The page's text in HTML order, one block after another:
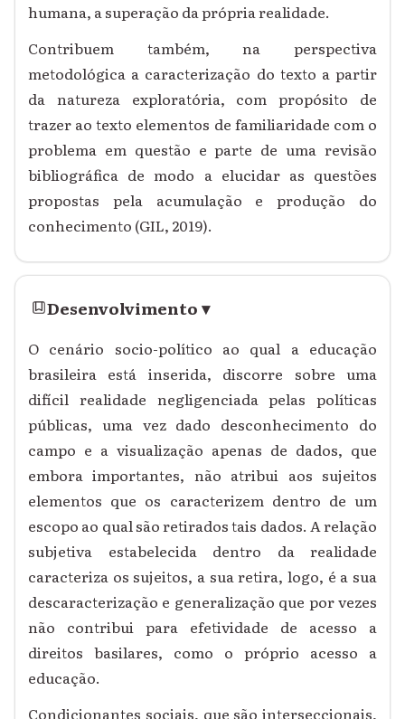
humana, a superação da própria realidade.
Contribuem também, na perspectiva
metodológica a caracterização do texto a partir
da natureza exploratória, com propósito de
trazer ao texto elementos de familiaridade com o
problema em questão e parte de uma revisão
bibliográfica de modo a elucidar as questões
propostas pela acumulação e produção do
conhecimento (GIL, 2019).
Desenvolvimento▾
O cenário socio-político ao qual a educação
brasileira está inserida, discorre sobre uma
difícil realidade negligenciada pelas políticas
públicas, uma vez dado desconhecimento do
campo e a visualização apenas de dados, que
embora importantes, não atribui aos sujeitos
elementos que os caracterizem dentro de um
escopo ao qual são retirados tais dados. A relação
subjetiva estabelecida dentro da realidade
caracteriza os sujeitos, a sua retira, logo, é a sua
descaracterização e generalização que por vezes
não contribui para efetividade de acesso a
direitos basilares, como o próprio acesso a
educação.
Condicionantes sociais, que são interseccionais,